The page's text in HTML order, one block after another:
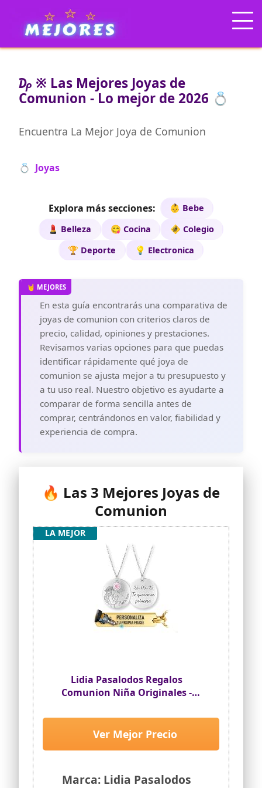
₯ ※ Las Mejores Joyas de
Comunion - Lo mejor de 2026 💍
Encuentra La Mejor Joya de Comunion
💍 Joyas
Explora más secciones:
👶 Bebe
💄 Belleza
😋 Cocina
🚸 Colegio
🏆 Deporte
💡 Electronica
En esta guía encontrarás una comparativa de
joyas de comunion con criterios claros de
precio, calidad, opiniones y prestaciones.
Revisamos varias opciones para que puedas
identificar rápidamente qué joya de
comunion se ajusta mejor a tu presupuesto y
a tu uso real. Nuestro objetivo es ayudarte a
comparar de forma sencilla antes de
comprar, centrándonos en valor, fiabilidad y
experiencia de compra.
🔥 Las 3 Mejores Joyas de
Comunion
Lidia Pasalodos Regalos
Comunion Niña Originales -
Personalizado - Comuniones
Marca: Lidia Pasalodos
Ver Mejor Precio
LA MEJOR